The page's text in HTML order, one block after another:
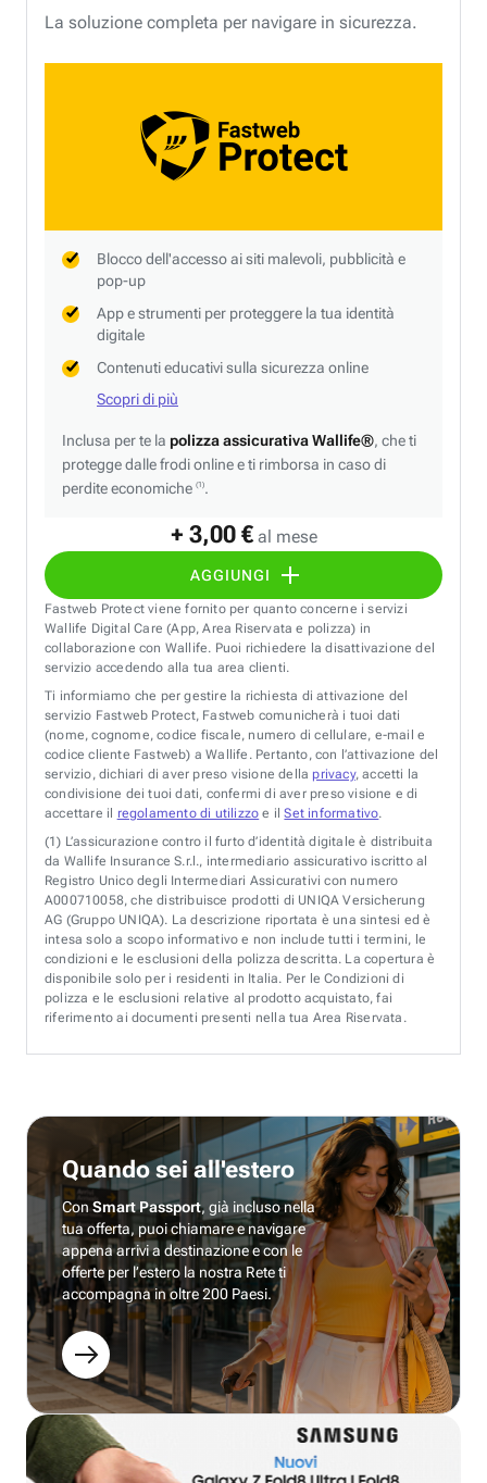
+ 3,00 € al mese
AGGIUNGI
La soluzione completa per navigare in sicurezza.
Blocco dell'accesso ai siti malevoli, pubblicità e
pop-up
App e strumenti per proteggere la tua identità
digitale
Contenuti educativi sulla sicurezza online
Scopri di più
Inclusa per te la polizza assicurativa Wallife®, che ti
protegge dalle frodi online e ti rimborsa in caso di
perdite economiche (1).
Fastweb Protect viene fornito per quanto concerne i servizi
Wallife Digital Care (App, Area Riservata e polizza) in
collaborazione con Wallife. Puoi richiedere la disattivazione del
servizio accedendo alla tua area clienti.
Ti informiamo che per gestire la richiesta di attivazione del
servizio Fastweb Protect, Fastweb comunicherà i tuoi dati
(nome, cognome, codice fiscale, numero di cellulare, e-mail e
codice cliente Fastweb) a Wallife. Pertanto, con l’attivazione del
servizio, dichiari di aver preso visione della privacy, accetti la
condivisione dei tuoi dati, confermi di aver preso visione e di
accettare il regolamento di utilizzo e ilSet informativo.
(1) L’assicurazione contro il furto d’identità digitale è distribuita
da Wallife Insurance S.r.l., intermediario assicurativo iscritto al
Registro Unico degli Intermediari Assicurativi con numero
A000710058, che distribuisce prodotti di UNIQA Versicherung
AG (Gruppo UNIQA). La descrizione riportata è una sintesi ed è
intesa solo a scopo informativo e non include tutti i termini, le
condizioni e le esclusioni della polizza descritta. La copertura è
disponibile solo per i residenti in Italia. Per le Condizioni di
polizza e le esclusioni relative al prodotto acquistato, fai
riferimento ai documenti presenti nella tua Area Riservata.
Quando sei all'estero
ConSmart Passport, già incluso nella
tua offerta, puoi chiamare e navigare
appena arrivi a destinazione e con le
offerte per l’estero la nostra Rete ti
accompagna in oltre 200 Paesi.